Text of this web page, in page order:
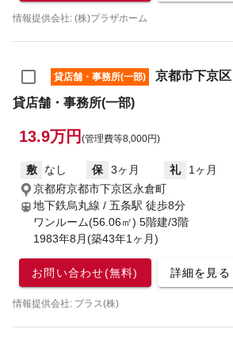
情報提供会社: (株)プラザホーム
貸店舗・事務所(一部)
京都市下京
貸店舗・事務所(一部)
13.9万円 (管理費等8,000円)
敷 なし 保 3ヶ月 礼
1ヶ月
京都府京都市下京区永倉町
地下鉄烏丸線 / 五条駅 徒歩8分
ワンルーム(56.06㎡) 5階建/3階
1983年8月(築43年1ヶ月)
お問い合わせ(無料) 詳細を見る
情報提供会社: プラス(株)